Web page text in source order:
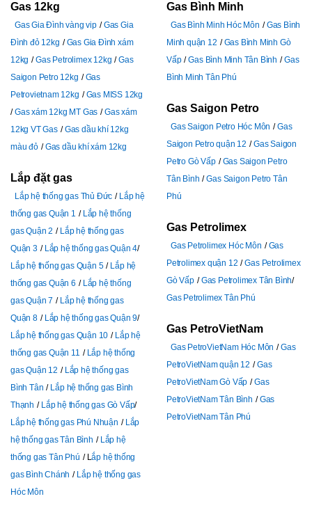
Gas 12kg
Gas Gia Đình vàng vip
Gas Gia
Đình đỏ 12kg
Gas Gia Đình xám
12kg
Gas Petrolimex 12kg
Gas
Saigon Petro 12kg
Gas
Petrovietnam 12kg
Gas MISS 12kg
Gas xám 12kg MT Gas
Gas xám
12kg VT Gas
Gas dầu khí 12kg
màu đỏ
Gas dầu khí xám 12kg
Lắp đặt gas
Lắp hệ thống gas Thủ Đức
Lắp hệ
thống gas Quận 1
Lắp hệ thống
gas Quận 2
Lắp hệ thống gas
Quận 3
Lắp hệ thống gas Quận 4
Lắp hệ thống gas Quận 5
Lắp hệ
thống gas Quận 6
Lắp hệ thống
gas Quận 7
Lắp hệ thống gas
Quận 8
Lắp hệ thống gas Quận 9
Lắp hệ thống gas Quận 10
Lắp hệ
thống gas Quận 11
Lắp hệ thống
gas Quận 12
Lắp hệ thống gas
Bình Tân
Lắp hệ thống gas Bình
Thạnh
Lắp hệ thống gas Gò Vấp
Lắp hệ thống gas Phú Nhuận
Lắp
hệ thống gas Tân Bình
Lắp hệ
thống gas Tân Phú
Lắp hệ thống
gas Bình Chánh
Lắp hệ thống gas
Hóc Môn
Gas Bình Minh
Gas Bình Minh Hóc Môn
Gas Bình
Minh quận 12
Gas Bình Minh Gò
Vấp
Gas Bình Minh Tân Bình
Gas
Bình Minh Tân Phú
Gas Saigon Petro
Gas Saigon Petro Hóc Môn
Gas
Saigon Petro quận 12
Gas Saigon
Petro Gò Vấp
Gas Saigon Petro
Tân Bình
Gas Saigon Petro Tân
Phú
Gas Petrolimex
Gas Petrolimex Hóc Môn
Gas
Petrolimex quận 12
Gas Petrolimex
Gò Vấp
Gas Petrolimex Tân Bình
Gas Petrolimex Tân Phú
Gas PetroVietNam
Gas PetroVietNam Hóc Môn
Gas
PetroVietNam quận 12
Gas
PetroVietNam Gò Vấp
Gas
PetroVietNam Tân Bình
Gas
PetroVietNam Tân Phú